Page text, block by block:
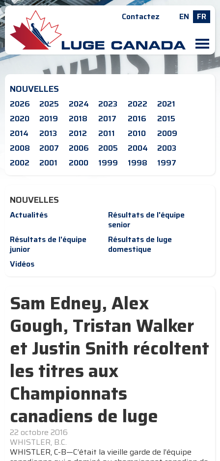
Contactez EN FR
M
NOUVELLES
2026 2025 2024 2023 2022
2021
2020
2019 2018 2017 2016
2015
2014
2013 2012 2011 2010
2009
2008
2007 2006 2005 2004
2003
2002
2001 2000 1999 1998 1997
NOUVELLES
Actualités
Résultats de l'équipe
senior
Résultats de l'équipe
junior
Résultats de luge
domestique
Vidéos
Sam Edney, Alex
Gough, Tristan Walker
et Justin Snith récoltent
les titres aux
Championnats
canadiens de luge
22 octobre 2016
WHISTLER, B.C.
WHISTLER, C-B—C’était la vieille garde de l’équipe